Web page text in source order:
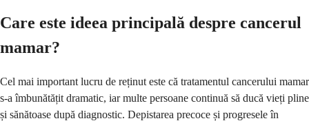
Care este ideea principală despre cancerul
mamar?
Cel mai important lucru de reținut este că tratamentul cancerului mamar
s-a îmbunătățit dramatic, iar multe persoane continuă să ducă vieți pline
și sănătoase după diagnostic. Depistarea precoce și progresele în